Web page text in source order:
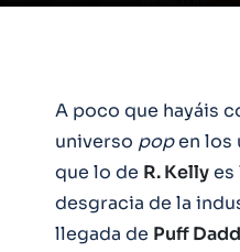
A poco que hayáis
universo popen los
que lo de R. Kellyes
desgracia de la
llegada de Puff